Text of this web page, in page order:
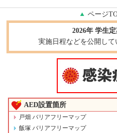
ページ
2026年 学生
実施日程などを公開し
AED設置箇所
戸畑 バリアフリーマップ
飯塚 バリアフリーマップ